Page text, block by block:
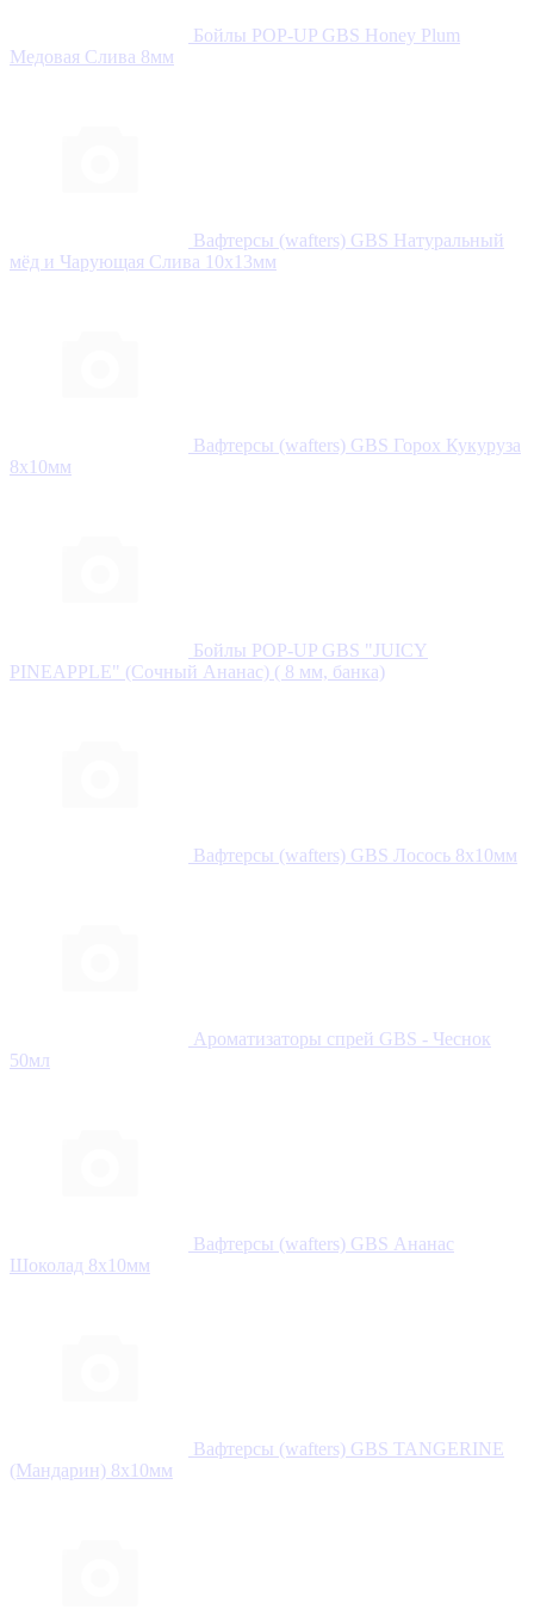
Бойлы POP-UP GBS Honey Plum
Медовая Слива 8мм
Вафтерсы (wafters) GBS Натуральный
мёд и Чарующая Слива 10x13мм
Вафтерсы (wafters) GBS Горох Кукуруза
8x10мм
Бойлы POP-UP GBS "JUICY
PINEAPPLE" (Сочный Ананас) ( 8 мм, банка)
Вафтерсы (wafters) GBS Лосось 8x10мм
Ароматизаторы спрей GBS - Чеснок
50мл
Вафтерсы (wafters) GBS Ананас
Шоколад 8x10мм
Вафтерсы (wafters) GBS TANGERINE
(Мандарин) 8x10мм